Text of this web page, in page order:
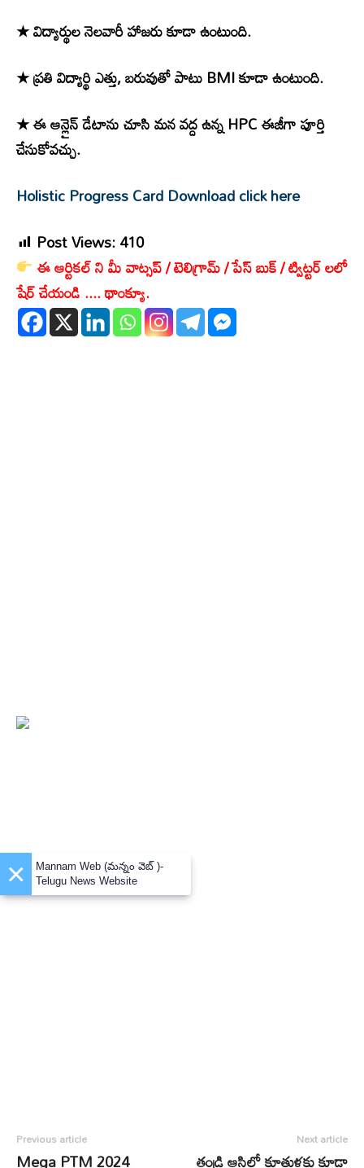
★ విద్యార్థుల నెలవారీ హాజరు కూడా ఉంటుంది.
★ ప్రతి విద్యార్థి ఎత్తు, బరువుతో పాటు BMI కూడా ఉంటుంది.
★ ఈ ఆన్లైన్ డేటాను చూసి మన వద్ద ఉన్న HPC ఈజీగా పూర్తి
చేసుకోవచ్చు.
Holistic Progress Card Download click here
Post Views:410
ఈ ఆర్టికల్ ని మీ వాట్సప్ / టెలిగ్రామ్ / పేస్ బుక్ / ట్విట్టర్ లలో
షేర్ చేయండి .... థాంక్యూ.
Previous article
Mega PTM 2024
Next article
తండ్రి ఆస్తిలో కూతుళ్లకు కూడా
×
Mannam Web (మన్నం వెబ్ )-
Telugu News Website